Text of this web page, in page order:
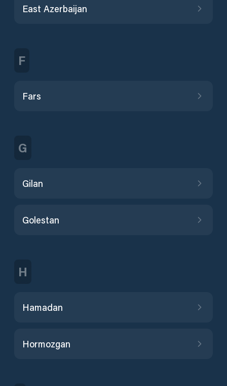
East Azerbaijan
F
Fars
G
Gilan
Golestan
H
Hamadan
Hormozgan